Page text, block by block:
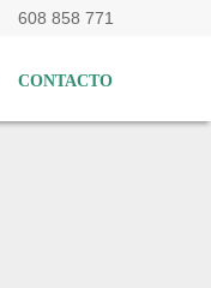
608 858 771
CONTACTO